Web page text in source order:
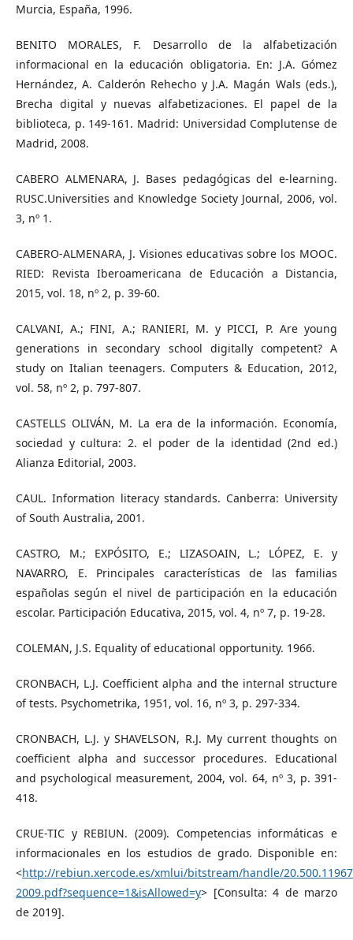
Murcia, España, 1996.
BENITO MORALES, F. Desarrollo de la alfabetización
informacional en la educación obligatoria. En: J.A. Gómez
Hernández, A. Calderón Rehecho y J.A. Magán Wals (eds.),
Brecha digital y nuevas alfabetizaciones. El papel de la
biblioteca, p. 149-161. Madrid: Universidad Complutense de
Madrid, 2008.
CABERO ALMENARA, J. Bases pedagógicas del e-learning.
RUSC.Universities and Knowledge Society Journal, 2006, vol.
3, nº 1.
CABERO-ALMENARA, J. Visiones educativas sobre los MOOC.
RIED: Revista Iberoamericana de Educación a Distancia,
2015, vol. 18, nº 2, p. 39-60.
CALVANI, A.; FINI, A.; RANIERI, M. y PICCI, P. Are young
generations in secondary school digitally competent? A
study on Italian teenagers. Computers & Education, 2012,
vol. 58, nº 2, p. 797-807.
CASTELLS OLIVÁN, M. La era de la información. Economía,
sociedad y cultura: 2. el poder de la identidad (2nd ed.)
Alianza Editorial, 2003.
CAUL. Information literacy standards. Canberra: University
of South Australia, 2001.
CASTRO, M.; EXPÓSITO, E.; LIZASOAIN, L.; LÓPEZ, E. y
NAVARRO, E. Principales características de las familias
españolas según el nivel de participación en la educación
escolar. Participación Educativa, 2015, vol. 4, nº 7, p. 19-28.
COLEMAN, J.S. Equality of educational opportunity. 1966.
CRONBACH, L.J. Coefficient alpha and the internal structure
of tests. Psychometrika, 1951, vol. 16, nº 3, p. 297-334.
CRONBACH, L.J. y SHAVELSON, R.J. My current thoughts on
coefficient alpha and successor procedures. Educational
and psychological measurement, 2004, vol. 64, nº 3, p. 391-
418.
CRUE-TIC y REBIUN. (2009). Competencias informáticas e
informacionales en los estudios de grado. Disponible en:
<http://rebiun.xercode.es/xmlui/bitstream/handle/
2009.pdf?sequence=1&isAllowed=y> [Consulta: 4 de marzo
de 2019].